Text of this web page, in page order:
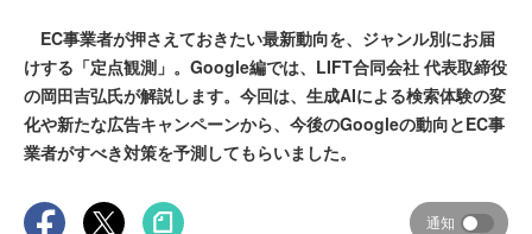
EC事業者が押さえておきたい最新動向を、ジャンル別にお届
けする「定点観測」。Google編では、LIFT合同会社 代表取締役
の岡田吉弘氏が解説します。今回は、生成AIによる検索体験の変
化や新たな広告キャンペーンから、今後のGoogleの動向とEC事
業者がすべき対策を予測してもらいました。
通知